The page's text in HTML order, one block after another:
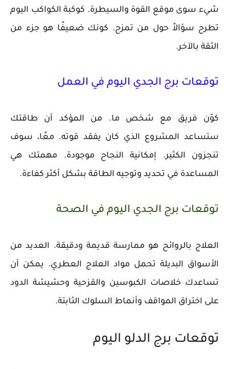
شيء سوى موقع القوة والسيطرة. كوكبة الكواكب اليوم
تطرح سؤالاً حول من تمزح. كونك ضعيفًا هو جزء من
الثقة بالآخر.
توقعات برج الجدي اليوم في العمل
كوّن فريق مع شخص ما. من المؤكد أن طاقتك
ستساعد المشروع الذي كان يفقد قوته. معًا، سوف
تنجزون الكثير. إمكانية النجاح موجودة. مهمتك هي
المساعدة في تحديد وتوجيه الطاقة بشكل أكثر كفاءة.
توقعات برج الجدي اليوم في الصحة
العلاج بالروائح هو ممارسة قديمة ودقيقة. العديد من
الأسواق البديلة تحمل مواد العلاج العطري. يمكن أن
تساعدك خلاصات الكبوسين والقزحية وحشيشة الدود
على اختراق المواقف وأنماط السلوك الثابتة.
توقعات برج الدلو اليوم